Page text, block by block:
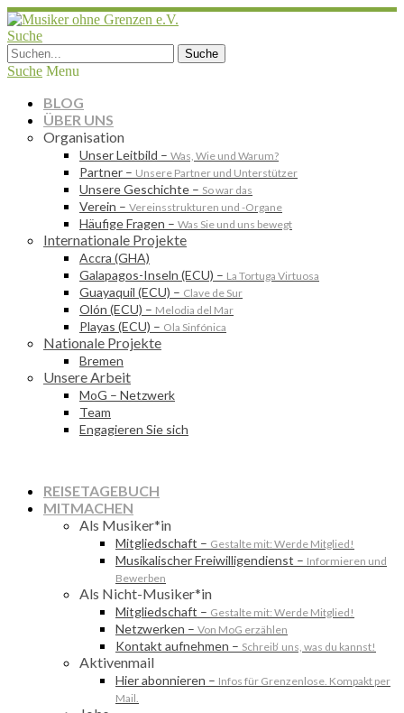
Suche
Suche Menu
BLOG
ÜBER UNS
Organisation
Unser Leitbild – Was, Wie und Warum?
Partner – Unsere Partner und Unterstützer
Unsere Geschichte – So war das
Verein – Vereinsstrukturen und -Organe
Häufige Fragen – Was Sie und uns bewegt
Internationale Projekte
Accra (GHA)
Galapagos-Inseln (ECU) – La Tortuga Virtuosa
Guayaquil (ECU) – Clave de Sur
Olón (ECU) – Melodia del Mar
Playas (ECU) – Ola Sinfónica
Nationale Projekte
Bremen
Unsere Arbeit
MoG – Netzwerk
Team
Engagieren Sie sich
REISETAGEBUCH
MITMACHEN
Als Musiker*in
Mitgliedschaft – Gestalte mit: Werde Mitglied!
Musikalischer Freiwilligendienst – Informieren und
Bewerben
Als Nicht-Musiker*in
Mitgliedschaft – Gestalte mit: Werde Mitglied!
Netzwerken – Von MoG erzählen
Kontakt aufnehmen – Schreib‘ uns, was du kannst!
Aktivenmail
Hier abonnieren – Infos für Grenzenlose. Kompakt per
Mail.